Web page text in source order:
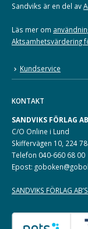
Sandviks är en del av
Läs mer om
Aktsamhetsvärdering
Kundservice
KONTAKT
SANDVIKS FÖRLAG AB
C/O Online i Lund
Skiffervägen 10, 224
Telefon 040-660 68 00
Epost:
SANDVIKS FÖRLAG